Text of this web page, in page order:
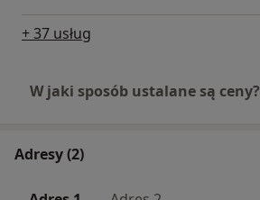
+ 37 usług
W jaki sposób ustalane są ceny?
Adresy (2)